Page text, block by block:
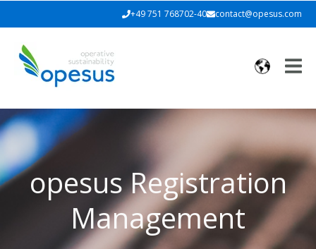
+49 751 768702-40 contact@opesus.com
opesus Registration
Management